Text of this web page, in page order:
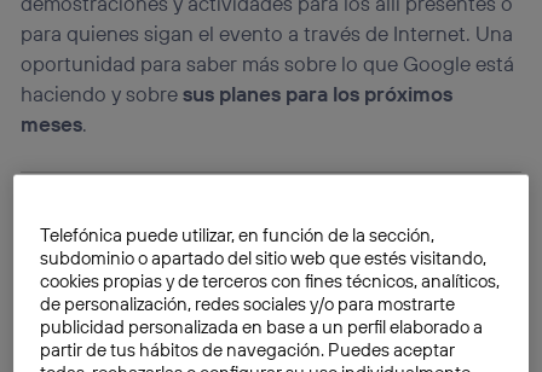
para quienes sigan el evento a través de Internet. Una
oportunidad para saber más sobre lo que Google está
haciendo y sobresus planes para los próximos
meses.
Telefónica puede utilizar, en función de la sección,
subdominio o apartado del sitio web que estés visitando,
cookies propias y de terceros con fines técnicos, analíticos,
de personalización, redes sociales y/o para mostrarte
publicidad personalizada en base a un perfil elaborado a
partir de tus hábitos de navegación. Puedes aceptar